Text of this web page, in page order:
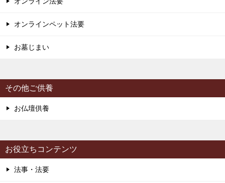
オンラインペット法要
お墓じまい
その他ご供養
お仏壇供養
お役立ちコンテンツ
法事・法要